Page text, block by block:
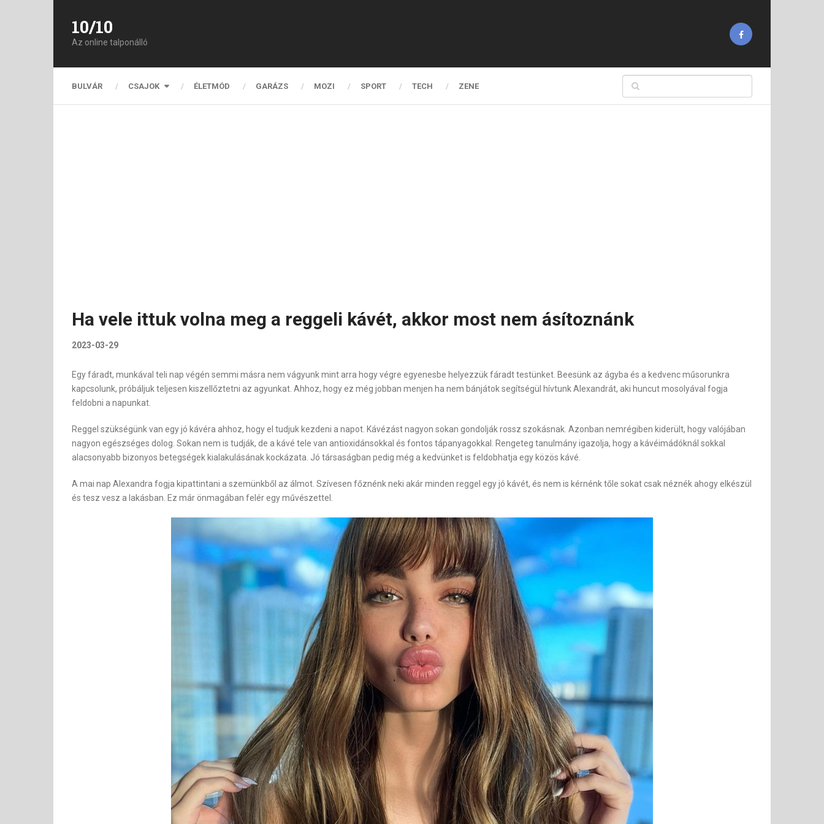
10/10
Az online talponálló
BULVÁR CSAJOK ÉLETMÓD GARÁZS MOZI SPORT TECH ZENE
Ha vele ittuk volna meg a reggeli kávét, akkor most nem ásítoznánk
2023-03-29
Egy fáradt, munkával teli nap végén semmi másra nem vágyunk mint arra hogy végre egyenesbe helyezzük fáradt testünket. Beesünk az ágyba és a kedvenc műsorunkra
kapcsolunk, próbáljuk teljesen kiszellőztetni az agyunkat. Ahhoz, hogy ez még jobban menjen ha nem bánjátok segítségül hívtunk Alexandrát, aki huncut mosolyával fogja
feldobni a napunkat.
Reggel szükségünk van egy jó kávéra ahhoz, hogy el tudjuk kezdeni a napot. Kávézást nagyon sokan gondolják rossz szokásnak. Azonban nemrégiben kiderült, hogy valójában
nagyon egészséges dolog. Sokan nem is tudják, de a kávé tele van antioxidánsokkal és fontos tápanyagokkal. Rengeteg tanulmány igazolja, hogy a kávéimádóknál sokkal
alacsonyabb bizonyos betegségek kialakulásának kockázata. Jó társaságban pedig még a kedvünket is feldobhatja egy közös kávé.
A mai nap Alexandra fogja kipattintani a szemünkből az álmot. Szívesen főznénk neki akár minden reggel egy jó kávét, és nem is kérnénk tőle sokat csak néznék ahogy elkészül
és tesz vesz a lakásban. Ez már önmagában felér egy művészettel.